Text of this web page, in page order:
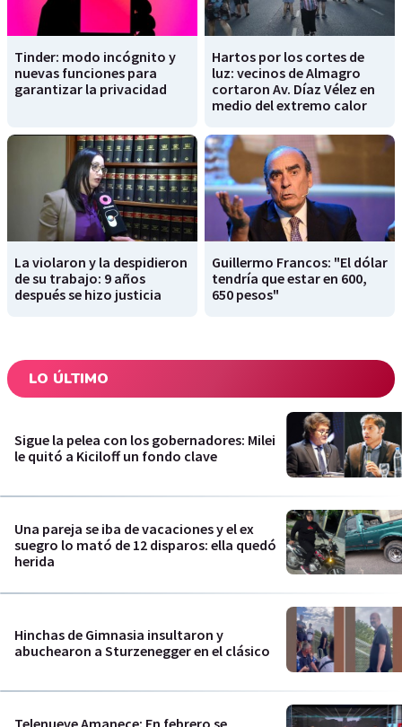
Tinder: modo incógnito y
nuevas funciones para
garantizar la privacidad
Hartos por los cortes de
luz: vecinos de Almagro
cortaron Av. Díaz Vélez en
medio del extremo calor
La violaron y la despidieron
de su trabajo: 9 años
después se hizo justicia
Guillermo Francos: "El dólar
tendría que estar en 600,
650 pesos"
LO ÚLTIMO
Sigue la pelea con los gobernadores: Milei
le quitó a Kiciloff un fondo clave
Una pareja se iba de vacaciones y el ex
suegro lo mató de 12 disparos: ella quedó
herida
Hinchas de Gimnasia insultaron y
abuchearon a Sturzenegger en el clásico